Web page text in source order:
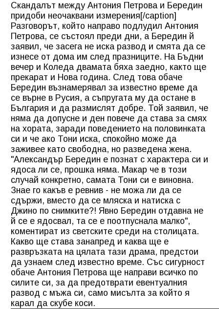
Скандалът между Антония Петрова и Бередин
придоби неочаквани измерения[/caption]
Разговорът, който направо подлудил Антония
Петрова, се състоял преди дни, а Бередин й
заявил, че засега не иска развод и смята да се
изнесе от дома им след празниците. На Бъдни
вечер и Коледа двамата бяха заедно, както ще
прекарат и Нова година. След това обаче
Бередин възнамерявал за известно време да
се върне в Русия, а съпругата му да остане в
България и да размислят добре. Той заявил, че
няма да допусне и ден повече да става за смях
на хората, заради поведението на половинката
си и че ако Тони иска, спокойно може да
заживее като свободна, но разведена жена.
"Александър Бередин е познат с характера си и
ядоса ли се, прошка няма. Макар че в този
случай конкретно, самата Тони си е виновна.
Знае го какъв е ревнив - не можа ли да се
сдържи, вместо да се мляска и натиска с
Джино по снимките?! Явно Бередин отдавна не
й се е ядосвал, та се е поотпуснала малко",
коментират из светските среди на столицата.
Какво ще става занапред и каква ще е
развръзката на цялата тази драма, предстои
да узнаем след известно време. Със сигурност
обаче Антония Петрова ще направи всичко по
силите си, за да предотврати евентуалния
развод с мъжа си, само мисълта за който я
карал да скубе коси.